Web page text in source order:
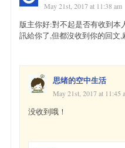
May 21st, 2017 at 11:38 am
版主你好:對不起是否有收到本
訊給你了,但都沒收到你的回文,
思绪的空中生活
May 21st, 2017 at 11:45
没收到哦！